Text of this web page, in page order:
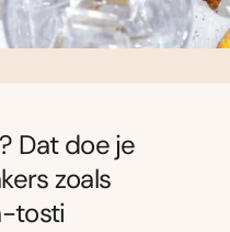
Dat doe je
zoals
tosti